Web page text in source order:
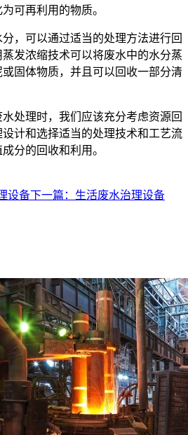
可再利用的物质。
，可以通过适当的处理方法进行回
发浓缩技术可以将废水中的水分蒸
固体物质，并且可以回收一部分清
处理时，我们应该充分考虑资源回
计和选择适当的处理技术和工艺流
分的回收和利用。
设备下一篇：生活废水治理设备